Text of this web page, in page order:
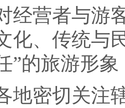
营者与游客
化、传统与
”的旅游形象
密切关注辖